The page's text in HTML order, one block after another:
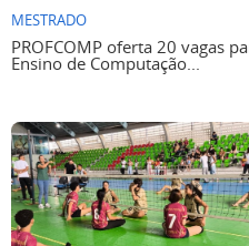
MESTRADO
PROFCOMP oferta 20 vagas
Ensino de Computação...